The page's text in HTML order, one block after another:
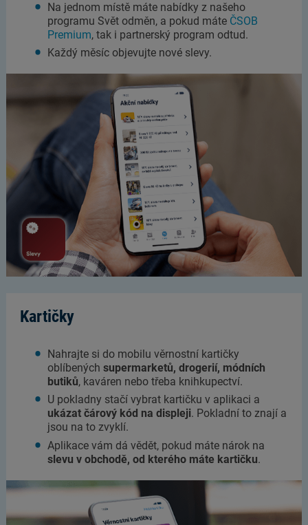
Na jednom místě máte nabídky z našeho
programu Svět odměn, a pokud máte ČSOB
Premium, tak i partnerský program odtud.
Každý měsíc objevujte nové slevy.
Kartičky
Nahrajte si do mobilu věrnostní kartičky
oblíbených supermarketů, drogerií, módních
butiků, kaváren nebo třeba knihkupectví.
U pokladny stačí vybrat kartičku v aplikaci a
ukázat čárový kód na displeji. Pokladní to znají a
jsou na to zvyklí.
Aplikace vám dá vědět, pokud máte nárok na
slevu v obchodě, od kterého máte kartičku.